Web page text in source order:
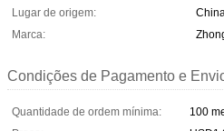
Lugar de origem:
Marca:
Condições de Pagamento e
Quantidade de ordem mínima:
100